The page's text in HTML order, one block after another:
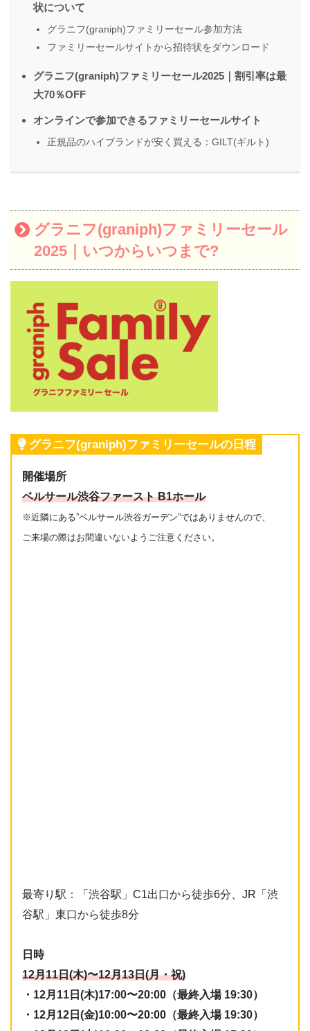
状について
グラニフ(graniph)ファミリーセール参加方法
ファミリーセールサイトから招待状をダウンロード
グラニフ(graniph)ファミリーセール2025｜割引率は最
大70％OFF
オンラインで参加できるファミリーセールサイト
正規品のハイブランドが安く買える：GILT(ギルト)
グラニフ(graniph)ファミリーセール
2025｜いつからいつまで?
グラニフ(graniph)ファミリーセールの日程
開催場所
ベルサール渋谷ファースト B1ホール
※近隣にある”ベルサール渋谷ガーデン”ではありませんので、
ご来場の際はお間違いないようご注意ください。
最寄り駅：「渋谷駅」C1出口から徒歩6分、JR「渋
谷駅」東口から徒歩8分
日時
12月11日(木)〜12月13日(月・祝)
・12月11日(木)17:00〜20:00（最終入場 19:30）
・12月12日(金)10:00〜20:00（最終入場 19:30）